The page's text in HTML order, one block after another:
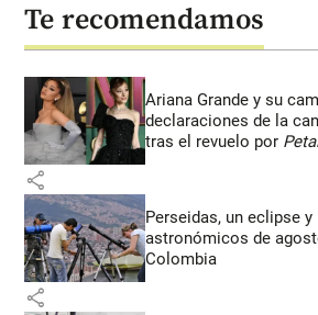
Te recomendamos
Ariana Grande y su
declaraciones de la
tras el revuelo por
share
Perseidas, un eclipse
astronómicos de
Colombia
share